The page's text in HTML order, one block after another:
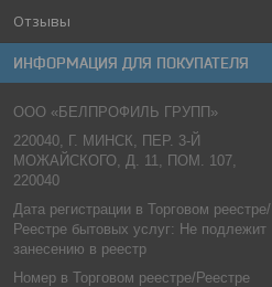
Отзывы
ИНФОРМАЦИЯ ДЛЯ ПОКУПАТЕЛЯ
ООО «БЕЛПРОФИЛЬ ГРУПП»
220040, Г. МИНСК, ПЕР. 3-Й
МОЖАЙСКОГО, Д. 11, ПОМ. 107,
220040
Дата регистрации в Торговом реестре/
Реестре бытовых услуг: Не подлежит
занесению в реестр
Номер в Торговом реестре/Реестре